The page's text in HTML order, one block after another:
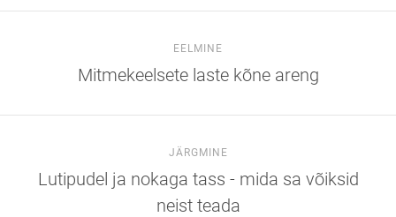
EELMINE
Mitmekeelsete laste kõne areng
JÄRGMINE
Lutipudel ja nokaga tass - mida sa võiksid
neist teada